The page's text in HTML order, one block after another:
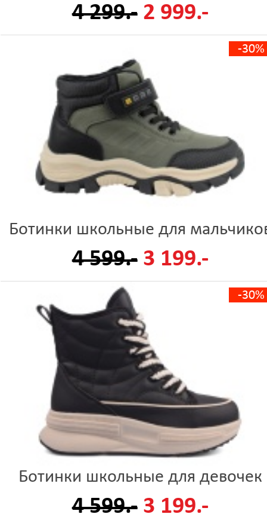
4 299.- 2 999.-
-30%
Ботинки школьные для
4 599.- 3 199.-
-30%
Ботинки школьные для девочек
4 599.- 3 199.-